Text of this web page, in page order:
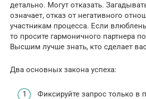
детально. Могут отказать.
означает, отказ от негативного
участникам процесса. Если
то просите гармоничного партнера
Высшим лучше знать, кто сделает
Два основных закона успеха:
Фиксируйте запрос только в